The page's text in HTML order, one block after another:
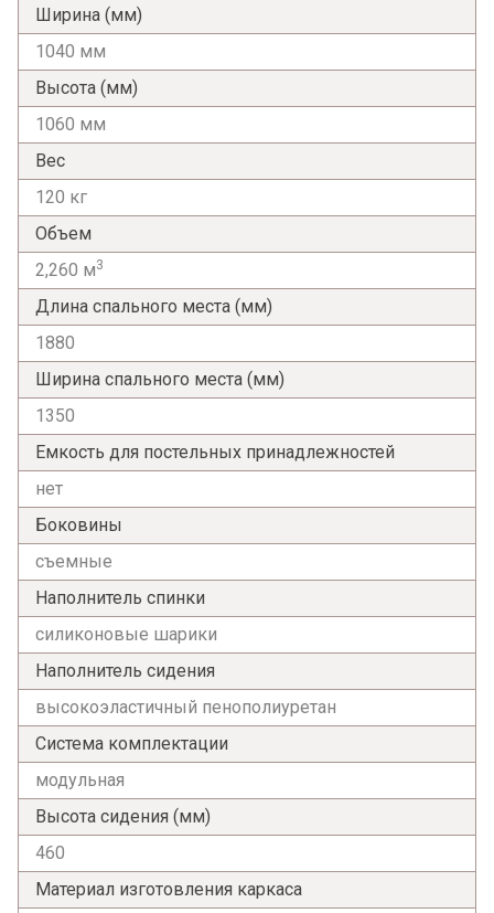
Я ознакомлен сПолитикой
Ширина (мм)
1040 мм
Высота (мм)
1060 мм
Вес
120 кг
Объем
2,260 м3
Длина спального места (мм)
1880
Ширина спального места (мм)
1350
Емкость для постельных принадлежностей
нет
Боковины
съемные
Наполнитель спинки
силиконовые шарики
Наполнитель сидения
высокоэластичный пенополиуретан
Система комплектации
модульная
Высота сидения (мм)
460
Материал изготовления каркаса